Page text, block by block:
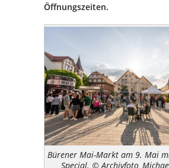
Öffnungszeiten.
Bürener Mai-Markt am 9. Mai
Special. ©